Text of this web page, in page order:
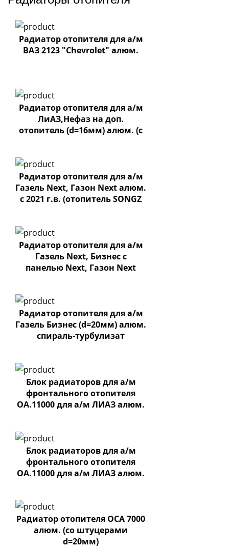
Радиатор отопителя для а/м
ВАЗ 2123 "Chevrolet" алюм.
Радиатор отопителя для а/м
ЛиАЗ,Нефаз на доп.
отопитель (d=16мм) алюм. (с
Радиатор отопителя для а/м
Газель Next, Газон Next алюм.
с 2021 г.в. (отопитель SONGZ
Радиатор отопителя для а/м
Газель Next, Бизнес с
панелью Next, Газон Next
Радиатор отопителя для а/м
Газель Бизнес (d=20мм) алюм.
спираль-турбулизат
Блок радиаторов для а/м
фронтального отопителя
ОА.11000 для а/м ЛИАЗ алюм.
Блок радиаторов для а/м
фронтального отопителя
ОА.11000 для а/м ЛИАЗ алюм.
Радиатор отопителя ОСА 7000
алюм. (со штуцерами
d=20мм)